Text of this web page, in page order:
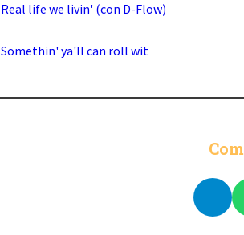
Real life we livin' (con D-Flow)
Somethin' ya'll can roll wit